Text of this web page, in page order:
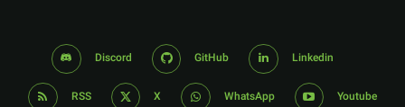
Discord GitHub Linkedin
RSS X WhatsApp Youtube